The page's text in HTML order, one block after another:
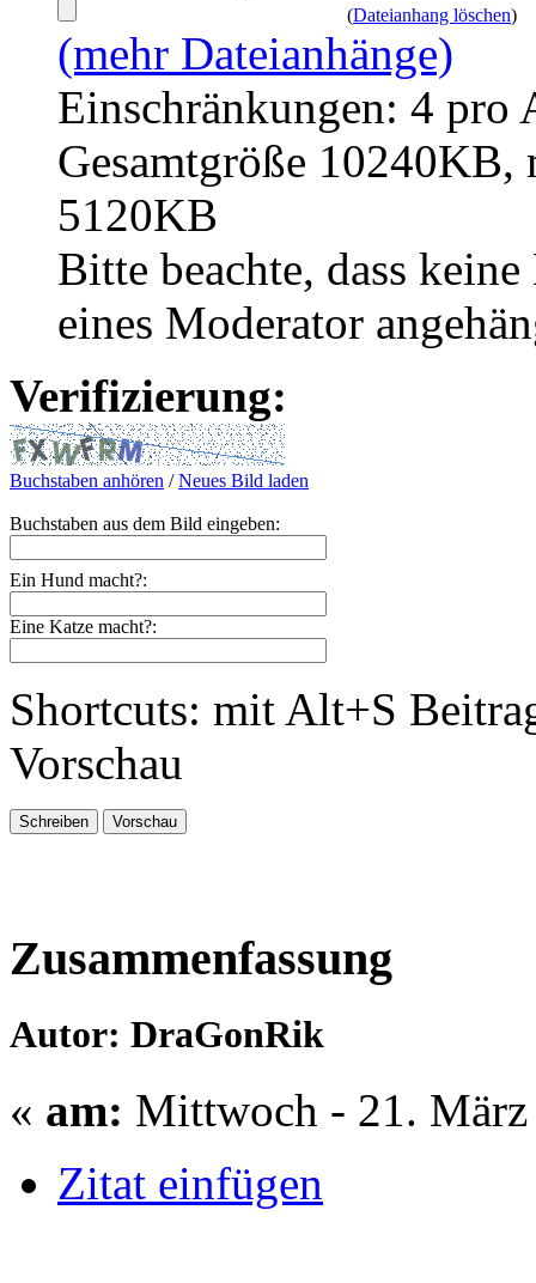
(Dateianhang löschen)
(mehr Dateianhänge)
Einschränkungen: 4 pro
Gesamtgröße
5120KB
Bitte beachte, dass
eines Moderator
Verifizierung:
Buchstaben anhören /Neues Bild laden
Buchstaben aus dem Bild eingeben:
Ein Hund macht?:
Eine Katze macht?:
Shortcuts: mit Alt+S
Vorschau
Zusammenfassung
Autor: DraGonRik
« am: Mittwoch - 21.
Zitat einfügen